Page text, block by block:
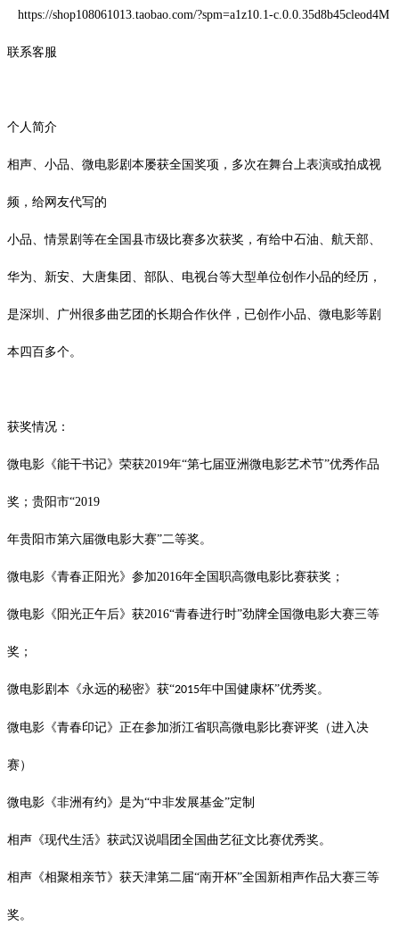
https://shop108061013.taobao.com/?spm=a1z10.1-c.0.0.35d8b45cleod4M
联系客服
个人简介
相声、小品、微电影剧本屡获全国奖项，多次在舞台上表演或拍成视
频，给网友代写的
小品、情景剧等在全国县市级比赛多次获奖，有给中石油、航天部、
华为、新安、大唐集团、部队、电视台等大型单位创作小品的经历，
是深圳、广州很多曲艺团的长期合作伙伴，已创作小品、微电影等剧
本四百多个。
获奖情况：
微电影《能干书记》荣获2019年“第七届亚洲微电影艺术节”优秀作品
奖；贵阳市“2019
年贵阳市第六届微电影大赛”二等奖。
微电影《青春正阳光》参加2016年全国职高微电影比赛获奖；
微电影《阳光正午后》获2016“青春进行时”劲牌全国微电影大赛三等
奖；
微电影剧本《永远的秘密》获“2015年中国健康杯”优秀奖。
微电影《青春印记》正在参加浙江省职高微电影比赛评奖（进入决
赛）
微电影《非洲有约》是为“中非发展基金”定制
相声《现代生活》获武汉说唱团全国曲艺征文比赛优秀奖。
相声《相聚相亲节》获天津第二届“南开杯”全国新相声作品大赛三等
奖。